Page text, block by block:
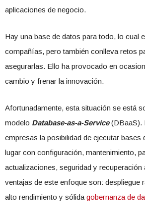
aplicaciones de negocio.
Hay una base de datos para todo, lo cual
compañías, pero también conlleva retos
asegurarlas. Ello ha provocado en
cambio y frenar la innovación.
Afortunadamente, esta situación se está
modelo Database-as-a-Service(DBaaS).
empresas la posibilidad de ejecutar bases
lugar con configuración, mantenimiento,
actualizaciones, seguridad y
ventajas de este enfoque son: despliegue
alto rendimiento y sólida gobernanza de